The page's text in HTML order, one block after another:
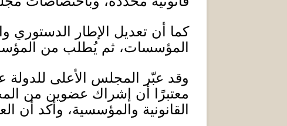
كما أن تعديل الإطار الدستوري
المؤسسات، ثم يُطلب من
وقد عبّر المجلس الأعلى
معتبرًا أن إشراك عضوين من
القانونية والمؤسسية، وأكد